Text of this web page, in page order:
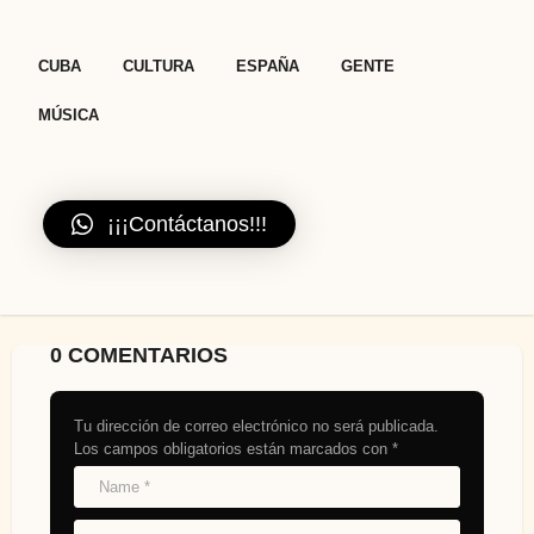
CUBA CULTURA ESPAÑA GENTE
MÚSICA
¡¡¡Contáctanos!!!
0 COMENTARIOS
Tu dirección de correo electrónico no será publicada.
Los campos obligatorios están marcados con *